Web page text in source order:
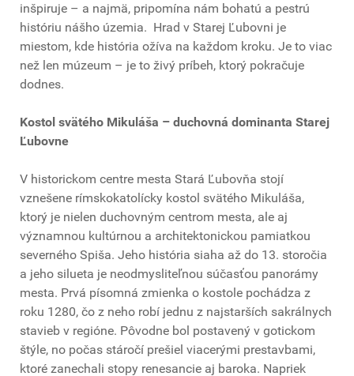
inšpiruje – a najmä, pripomína nám bohatú a pestrú
históriu nášho územia. Hrad v Starej Ľubovni je
miestom, kde história ožíva na každom kroku. Je to viac
než len múzeum – je to živý príbeh, ktorý pokračuje
dodnes.
Kostol svätého Mikuláša – duchovná dominanta Starej
Ľubovne
V historickom centre mesta Stará Ľubovňa stojí
vznešene rímskokatolícky kostol svätého Mikuláša,
ktorý je nielen duchovným centrom mesta, ale aj
významnou kultúrnou a architektonickou pamiatkou
severného Spiša. Jeho história siaha až do 13. storočia
a jeho silueta je neodmysliteľnou súčasťou panorámy
mesta. Prvá písomná zmienka o kostole pochádza z
roku 1280, čo z neho robí jednu z najstarších sakrálnych
stavieb v regióne. Pôvodne bol postavený v gotickom
štýle, no počas stáročí prešiel viacerými prestavbami,
ktoré zanechali stopy renesancie aj baroka. Napriek